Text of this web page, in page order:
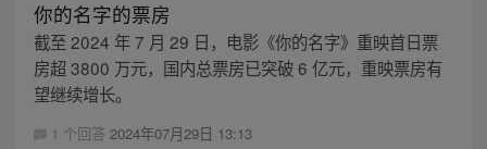
你的名字的票房
截至 2024 年 7 月 29 日，电影《你的名字》重映首日票
房超 3800 万元，国内总票房已突破 6 亿元，重映票房有
望继续增长。
1 个回答 2024年07月29日 13:13